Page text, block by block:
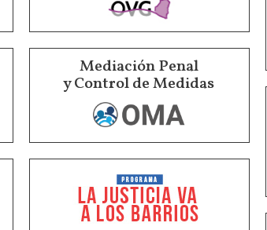
Mediación Penal
y Control de Medidas